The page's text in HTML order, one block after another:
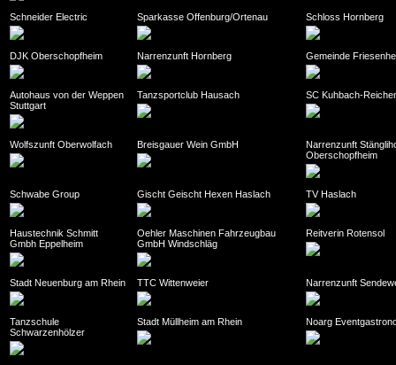
Schneider Electric Sparkasse Offenburg/Ortenau Schloss Hornberg
DJK Oberschopfheim Narrenzunft Hornberg Gemeinde
Autohaus von der Weppen
Stuttgart
Tanzsportclub Hausach SC Kuhbach-
Wolfszunft Oberwolfach Breisgauer Wein GmbH
Narrenzunft
Oberschopfheim
Schwabe Group Gischt Geischt Hexen Haslach TV Haslach
Haustechnik Schmitt
Gmbh Eppelheim
Oehler Maschinen Fahrzeugbau
GmbH Windschläg
Reitverin Rotensol
Stadt Neuenburg am Rhein TTC Wittenweier Narrenzunft
Tanzschule
Schwarzenhölzer
Stadt Müllheim am Rhein Noarg